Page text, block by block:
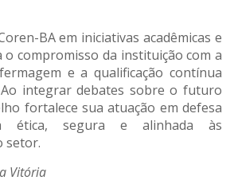
BA em iniciativas acadêmicas e
o compromisso da instituição com a
e a qualificação contínua
integrar debates sobre o futuro
fortalece sua atuação em defesa
ética, segura e alinhada às
setor.
Vitória